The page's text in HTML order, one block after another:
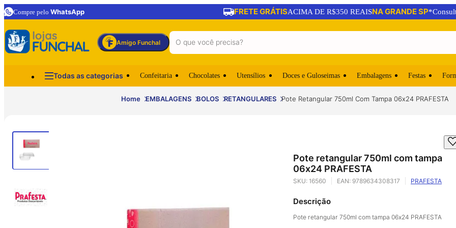
Compre pelo WhatsApp FRETE GRÁTISACIMA DE R$350 REAISNA GRANDE SP
Amigo Funchal
Todas as categorias Confeitaria Chocolates Utensílios Doces e Guloseimas Embalagens Festas
Home EMBALAGENS BOLOS RETANGULARES Pote Retangular 750ml Com Tampa 06x24 PRAFESTA
Pote retangular 750ml com tampa
06x24 PRAFESTA
SKU: 16560 EAN: 9789634308317 PRAFESTA
Descrição
Pote retangular 750ml com tampa 06x24 PRAFESTA